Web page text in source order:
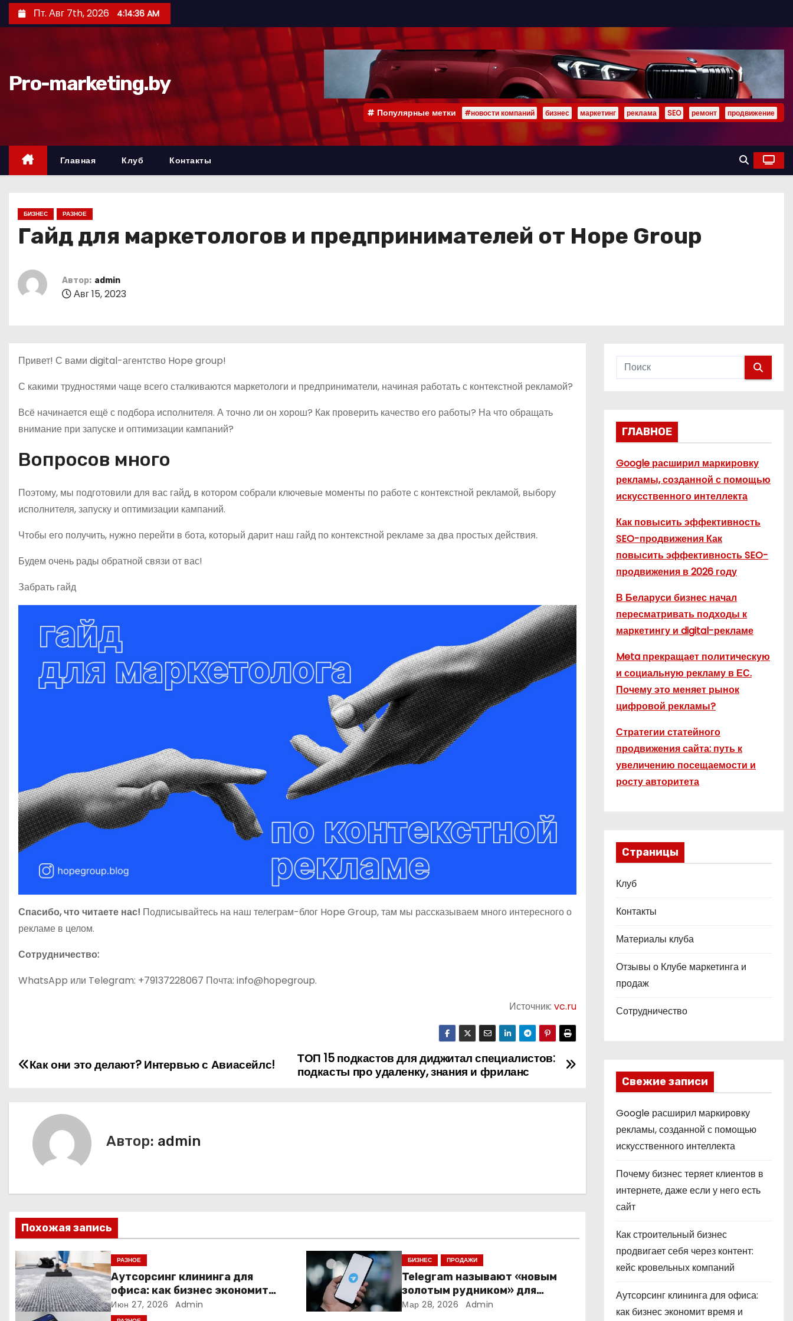
е
д
Пт. Авг 7th, 2026 4:14:37 AM
Pro-marketing.by
Популярные метки #новости компаний бизнес маркетинг реклама SEO ремонт продвижение
Главная Клуб Контакты
БИЗНЕС РАЗНОЕ
Гайд для маркетологов и предпринимателей от Hope Group
Автор: admin
Авг 15, 2023
Привет! С вами digital-агентство Hope group!
С какими трудностями чаще всего сталкиваются маркетологи и предприниматели, начиная работать с контекстной рекламой?
Всё начинается ещё с подбора исполнителя. А точно ли он хорош? Как проверить качество его работы? На что обращать
внимание при запуске и оптимизации кампаний?
Вопросов много
Поэтому, мы подготовили для вас гайд, в котором собрали ключевые моменты по работе с контекстной рекламой, выбору
исполнителя, запуску и оптимизации кампаний.
Чтобы его получить, нужно перейти в бота, который дарит наш гайд по контекстной рекламе за два простых действия.
Будем очень рады обратной связи от вас!
Забрать гайд
Спасибо, что читаете нас! Подписывайтесь на наш телеграм-блог Hope Group, там мы рассказываем много интересного о
рекламе в целом.
Сотрудничество:
WhatsApp или Telegram: +79137228067 Почта: info@hopegroup.
Источник: vc.ru
Н
и
я
п
о
ТОП 15 подкастов для диджитал специалистов:
подкасты про удаленку, знания и фриланс
Как они это делают? Интервью с Авиасейлс!
Автор: admin
Похожая запись
РАЗНОЕ
Аутсорсинг клининга для
офиса: как бизнес экономит
время и деньги на уборке
Июн 27, 2026 Admin
БИЗНЕС ПРОДАЖИ
Telegram называют «новым
золотым рудником» для
креаторов: как блогеры
Мар 28, 2026 Admin
ГЛАВНОЕ
Google расширил маркировку
рекламы, созданной с помощью
искусственного интеллекта
Как повысить эффективность
SEO-продвижения Как
повысить эффективность SEO-
продвижения в 2026 году
В Беларуси бизнес начал
пересматривать подходы к
маркетингу и digital-рекламе
Meta прекращает политическую
и социальную рекламу в ЕС.
Почему это меняет рынок
цифровой рекламы?
Стратегии статейного
продвижения сайта: путь к
увеличению посещаемости и
росту авторитета
Страницы
Клуб
Контакты
Материалы клуба
Отзывы о Клубе маркетинга и
продаж
Сотрудничество
Свежие записи
Google расширил маркировку
рекламы, созданной с помощью
искусственного интеллекта
Почему бизнес теряет клиентов в
интернете, даже если у него есть
сайт
Как строительный бизнес
продвигает себя через контент:
кейс кровельных компаний
Аутсорсинг клининга для офиса:
как бизнес экономит время и